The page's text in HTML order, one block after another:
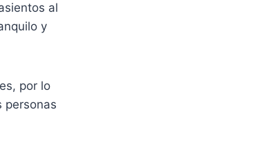
al
y
por lo
personas